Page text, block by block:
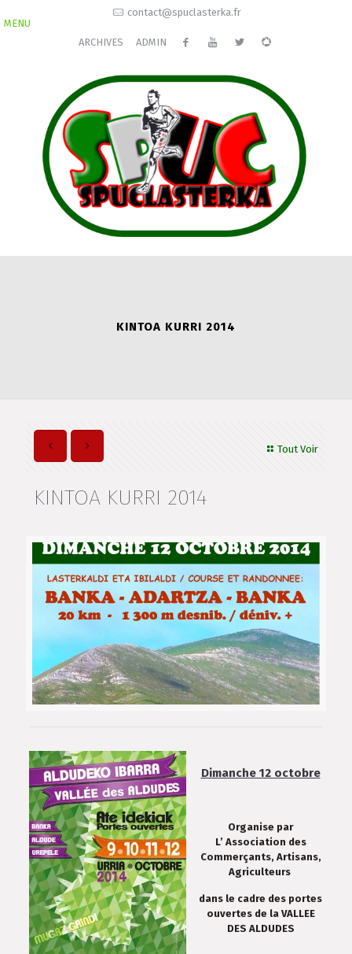
contact@spuclasterka.fr
ARCHIVES ADMIN
MENU
KINTOA KURRI 2014
Tout Voir
KINTOA KURRI 2014
Dimanche 12 octobre
Organise par
L’ Association des
Commerçants, Artisans,
Agriculteurs
dans le cadre des portes
ouvertes de la VALLEE
DES ALDUDES